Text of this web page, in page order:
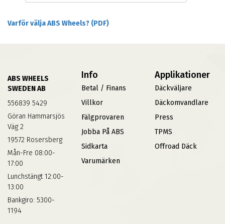
Varför välja ABS Wheels? (PDF)
ABS WHEELS
SWEDEN AB
556839 5429
Göran Hammarsjös
Väg 2
19572 Rosersberg
Mån-Fre 08:00-
17:00
Lunchstängt 12:00-
13:00
Bankgiro: 5300-
1194
Info
Betal / Finans
Villkor
Fälgprovaren
Jobba På ABS
Sidkarta
Varumärken
Applikationer
Däckväljare
Däckomvandlare
Press
TPMS
Offroad Däck